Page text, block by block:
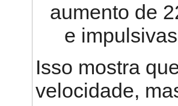
aumento de
e impulsivas
Isso mostra
velocidade,